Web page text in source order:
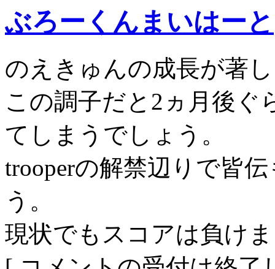
ぶろーくんまいはーと
のえきゅんの成長が著
この調子だと2ヵ月後ぐ
てしまうでしょう。
trooperの解禁辺りで皆
う。
現状でもスコアは負け